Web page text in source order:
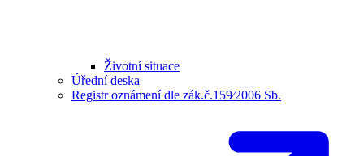
Životní situace
Úřední deska
Registr oznámení dle zák.č.159⁄2006 Sb.